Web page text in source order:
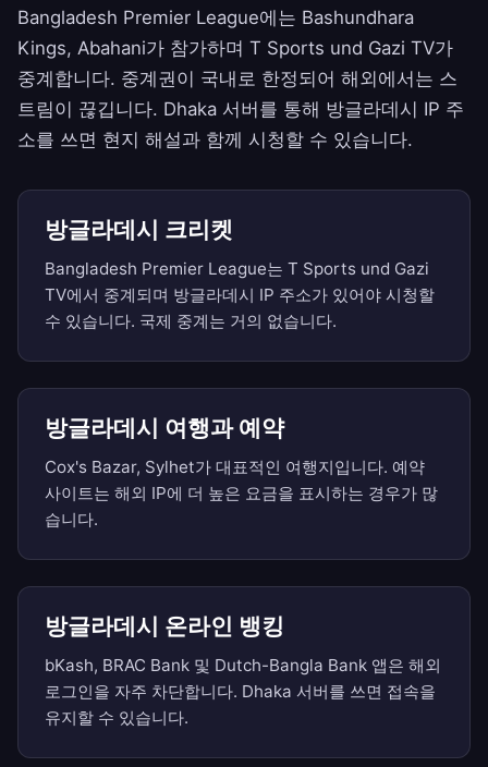
Bangladesh Premier League에는 Bashundhara
Kings, Abahani가 참가하며 T Sports und Gazi TV가
중계합니다. 중계권이 국내로 한정되어 해외에서는 스
트림이 끊깁니다. Dhaka 서버를 통해 방글라데시 IP 주
소를 쓰면 현지 해설과 함께 시청할 수 있습니다.
방글라데시 크리켓
Bangladesh Premier League는 T Sports und Gazi
TV에서 중계되며 방글라데시 IP 주소가 있어야 시청할
수 있습니다. 국제 중계는 거의 없습니다.
방글라데시 여행과 예약
Cox's Bazar, Sylhet가 대표적인 여행지입니다. 예약
사이트는 해외 IP에 더 높은 요금을 표시하는 경우가 많
습니다.
방글라데시 온라인 뱅킹
bKash, BRAC Bank 및 Dutch-Bangla Bank 앱은 해외
로그인을 자주 차단합니다. Dhaka 서버를 쓰면 접속을
유지할 수 있습니다.